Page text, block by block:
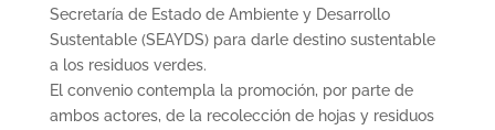
Secretaría de Estado de Ambiente y Desarrollo
Sustentable (SEAYDS) para darle destino sustentable
a los residuos verdes.
El convenio contempla la promoción, por parte de
ambos actores, de la recolección de hojas y residuos